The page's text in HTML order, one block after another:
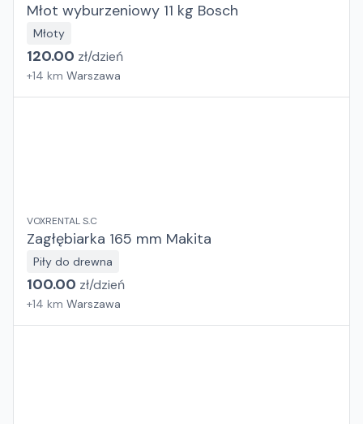
Młot wyburzeniowy 11 kg Bosch
Młoty
120.00 zł/dzień
+14 km Warszawa
VOXRENTAL S.C
Zagłębiarka 165 mm Makita
Piły do drewna
100.00 zł/dzień
+14 km Warszawa